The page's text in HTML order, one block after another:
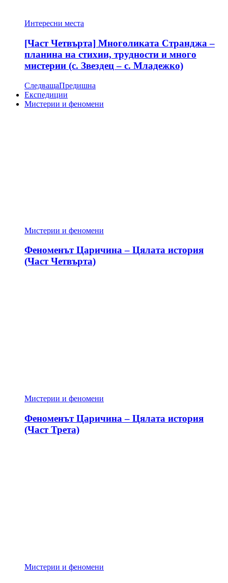
Интересни места
[Част Четвърта] Многоликата Странджа –
планина на стихии, трудности и много
мистерии (с. Звездец – с. Младежко)
СледващаПредишна
Експедиции
Мистерии и феномени
Мистерии и феномени
Феноменът Царичина – Цялата история
(Част Четвърта)
Мистерии и феномени
Феноменът Царичина – Цялата история
(Част Трета)
Мистерии и феномени